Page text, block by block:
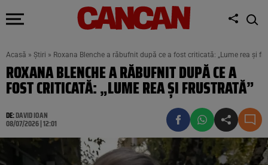
Acasă » Știri » Roxana Blenche a răbufnit după ce a fost criticată: „Lume rea și
ROXANA BLENCHE A RĂBUFNIT DUPĂ CE A
FOST CRITICATĂ: „LUME REA ȘI FRUSTRATĂ”
DE:DAVID IOAN
08/07/2026 | 12:01